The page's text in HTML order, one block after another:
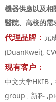
機器供應以及相
醫院、高校的需
代理品牌： 元
(DuanKwei),
现有客户：
中文大学HKIB ,
group , 新科